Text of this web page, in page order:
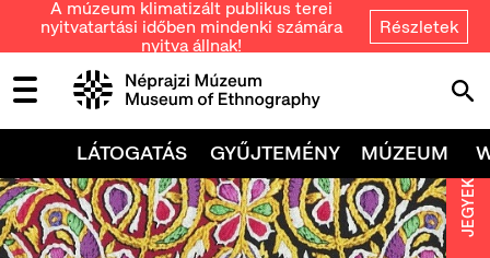
A múzeum klimatizált publikus terei
nyitvatartási időben mindenki számára
nyitva állnak!
Részletek
LÁTOGATÁS GYŰJTEMÉNY MÚZEUM
JEGYEK